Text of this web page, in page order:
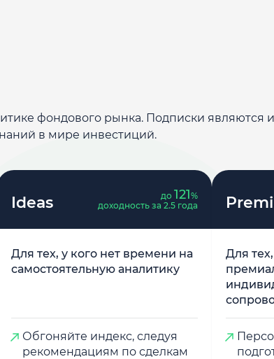
фондового рынка. Подписки являются
в мире инвестиций.
Ideas до 121%
доходность за 2.5 года
Для тех, у кого нет времени на
самостоятельную аналитику
Обгоняйте индекс, следуя
рекомендациям по сделкам
Для